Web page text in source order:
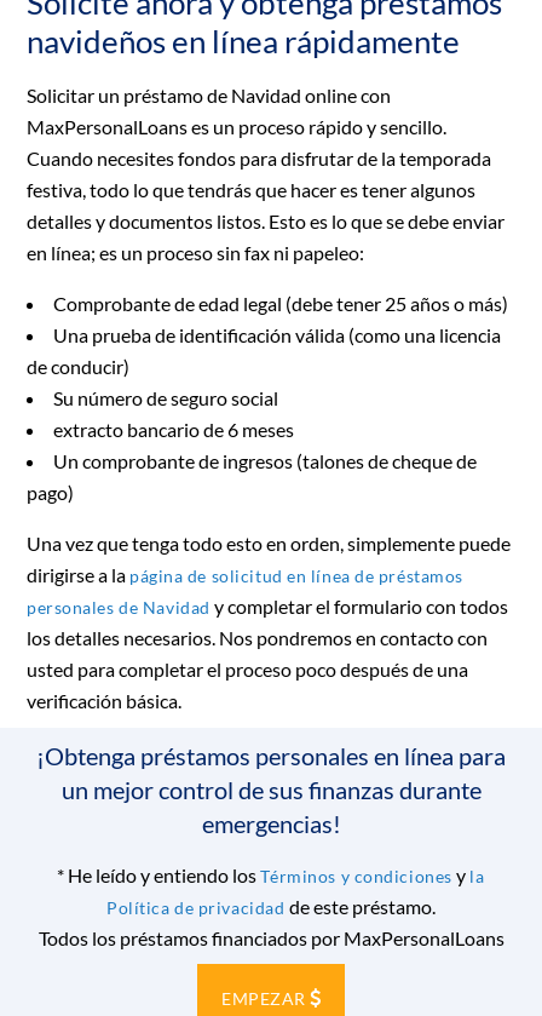
navideños en línea rápidamente
Solicitar un préstamo de Navidad online con
MaxPersonalLoans es un proceso rápido y sencillo.
Cuando necesites fondos para disfrutar de la temporada
festiva, todo lo que tendrás que hacer es tener algunos
detalles y documentos listos. Esto es lo que se debe enviar
en línea; es un proceso sin fax ni papeleo:
Comprobante de edad legal (debe tener 25 años o más)
Una prueba de identificación válida (como una licencia
de conducir)
Su número de seguro social
extracto bancario de 6 meses
Un comprobante de ingresos (talones de cheque de
pago)
Una vez que tenga todo esto en orden, simplemente puede
dirigirse a la página de solicitud en línea de préstamos
personales de Navidad y completar el formulario con todos
los detalles necesarios. Nos pondremos en contacto con
usted para completar el proceso poco después de una
verificación básica.
¡Obtenga préstamos personales en línea para
un mejor control de sus finanzas durante
emergencias!
* He leído y entiendo losTérminos y condicionesy la
Política de privacidad de este préstamo.
Todos los préstamos financiados por MaxPersonalLoans
EMPEZAR